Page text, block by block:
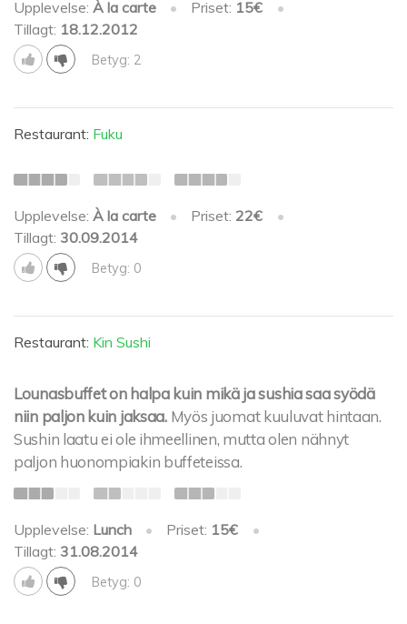
Upplevelse: À la carte • Priset: 15€
•
Tillagt: 18.12.2012
Betyg: 2
Restaurant: Fuku
Upplevelse: À la carte • Priset: 22€
•
Tillagt: 30.09.2014
Betyg: 0
Restaurant: Kin Sushi
Lounasbuffet on halpa kuin mikä ja sushia saa syödä
niin paljon kuin jaksaa. Myös juomat kuuluvat hintaan.
Sushin laatu ei ole ihmeellinen, mutta olen nähnyt
paljon huonompiakin buffeteissa.
Upplevelse: Lunch • Priset: 15€
•
Tillagt: 31.08.2014
Betyg: 0